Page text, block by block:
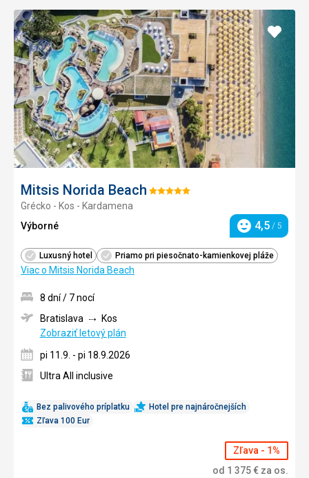
Mitsis Norida Beach Hodnotenie:
Grécko - Kos - Kardamena
Výborné
Hodnotenie
4,5 / 5
Luxusný hotel Priamo pri piesočnato-kamienkovej pláže
Viac o Mitsis Norida Beach
Pridať
do
Bez palivového príplatku
Hotel pre najnáročnejších
Zľava 100 Eur
8 dní / 7 nocí
Bratislava
Kos
Zobraziť letový plán
pi 11.9. - pi 18.9.2026
Ultra All inclusive
Zľava - 1%
od 1 375€ za os.